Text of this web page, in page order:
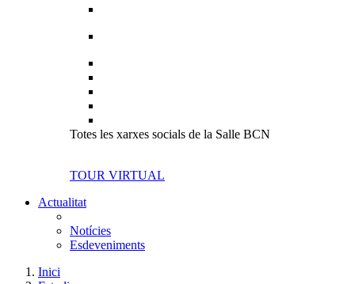
Totes les xarxes socials de la Salle BCN
TOUR VIRTUAL
Actualitat
Notícies
Esdeveniments
Inici